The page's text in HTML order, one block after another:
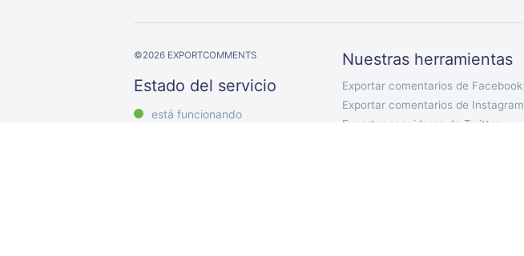
©2026 EXPORTCOMMENTS
Estado del servicio
está funcionando
Nuestras herramientas
Exportar comentarios de Facebook
Exportar comentarios de Instagram
Exportar seguidores de Twitter